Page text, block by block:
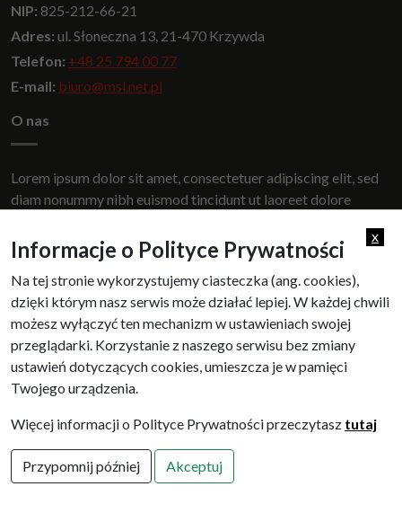
NIP: 825-212-66-21
Adres: ul. Słoneczna 13, 21-470 Krzywda
Telefon: +48 25 794 00 77
E-mail: biuro@msl.net.pl
O nas
Lorem ipsum dolor sit amet, consectetuer adipiscing elit, sed
diam nonummy nibh euismod tincidunt ut laoreet dolore
Przydatne linki
link 1
link 2
link 3
© 2026 MSL - Management Support & Logistic | projekt i
x
Informacje o Polityce Prywatności
Na tej stronie wykorzystujemy ciasteczka (ang. cookies),
dzięki którym nasz serwis może działać lepiej. W każdej chwili
możesz wyłączyć ten mechanizm w ustawieniach swojej
przeglądarki. Korzystanie z naszego serwisu bez zmiany
ustawień dotyczących cookies, umieszcza je w pamięci
Twojego urządzenia.
Więcej informacji o Polityce Prywatności przeczytasz tutaj
Przypomnij później Akceptuj